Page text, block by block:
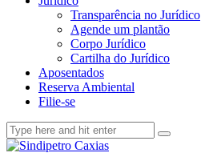
Transparência no Jurídico
Agende um plantão
Corpo Jurídico
Cartilha do Jurídico
Aposentados
Reserva Ambiental
Filie-se